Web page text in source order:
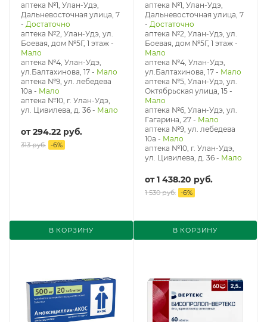
аптека №1, Улан-Удэ,
Дальневосточная улица, 7
- Достаточно
аптека №2, Улан-Удэ, ул.
Боевая, дом №5Г, 1 этаж -
Мало
аптека №4, Улан-Удэ,
ул.Балтахинова, 17 - Мало
аптека №9, ул. лебедева
10а - Мало
аптека №10, г. Улан-Удэ,
ул. Цивилева, д. 36 - Мало
от294.22 руб.
313 руб. -6%
В КОРЗИНУ
аптека №1, Улан-Удэ,
Дальневосточная улица, 7
- Достаточно
аптека №2, Улан-Удэ, ул.
Боевая, дом №5Г, 1 этаж -
Мало
аптека №4, Улан-Удэ,
ул.Балтахинова, 17 - Мало
аптека №5, Улан-Удэ, ул. ​
Октябрьская улица, 15 -
Мало
аптека №6, Улан-Удэ, ул.
Гагарина, 27 - Мало
аптека №9, ул. лебедева
10а - Мало
аптека №10, г. Улан-Удэ,
ул. Цивилева, д. 36 - Мало
от1 438.20 руб.
1 530 руб. -6%
В КОРЗИНУ